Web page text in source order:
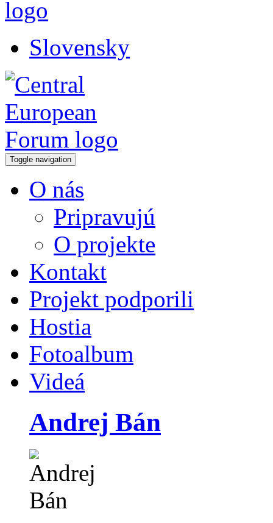
Slovensky
Toggle navigation
O nás
Pripravujú
O projekte
Kontakt
Projekt podporili
Hostia
Fotoalbum
Videá
Andrej Bán